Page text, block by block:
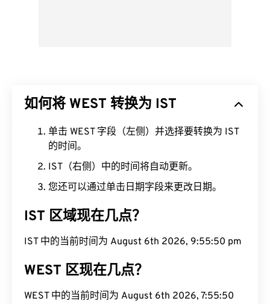
如何将 WEST 转换为 IST
单击 WEST 字段（左侧）并选择要转换为 IST
的时间。
IST（右侧）中的时间将自动更新。
您还可以通过单击日期字段来更改日期。
IST 区域现在几点？
IST 中的当前时间为 August 6th 2026, 9:55:51 pm
WEST 区现在几点？
WEST 中的当前时间为 August 6th 2026, 7:55:51